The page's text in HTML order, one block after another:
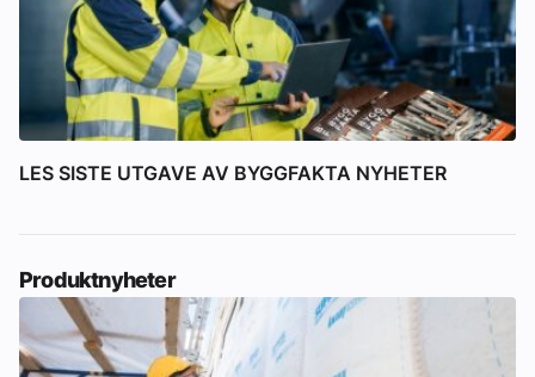
LES SISTE UTGAVE AV BYGGFAKTA NYHETER
Produktnyheter